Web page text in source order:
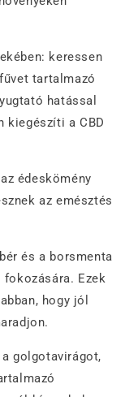
keressen
tartalmazó
hatással
kiegészíti a CBD
édeskömény
az emésztés
és a borsmenta
Ezek
hogy jól
golgotavirágot,